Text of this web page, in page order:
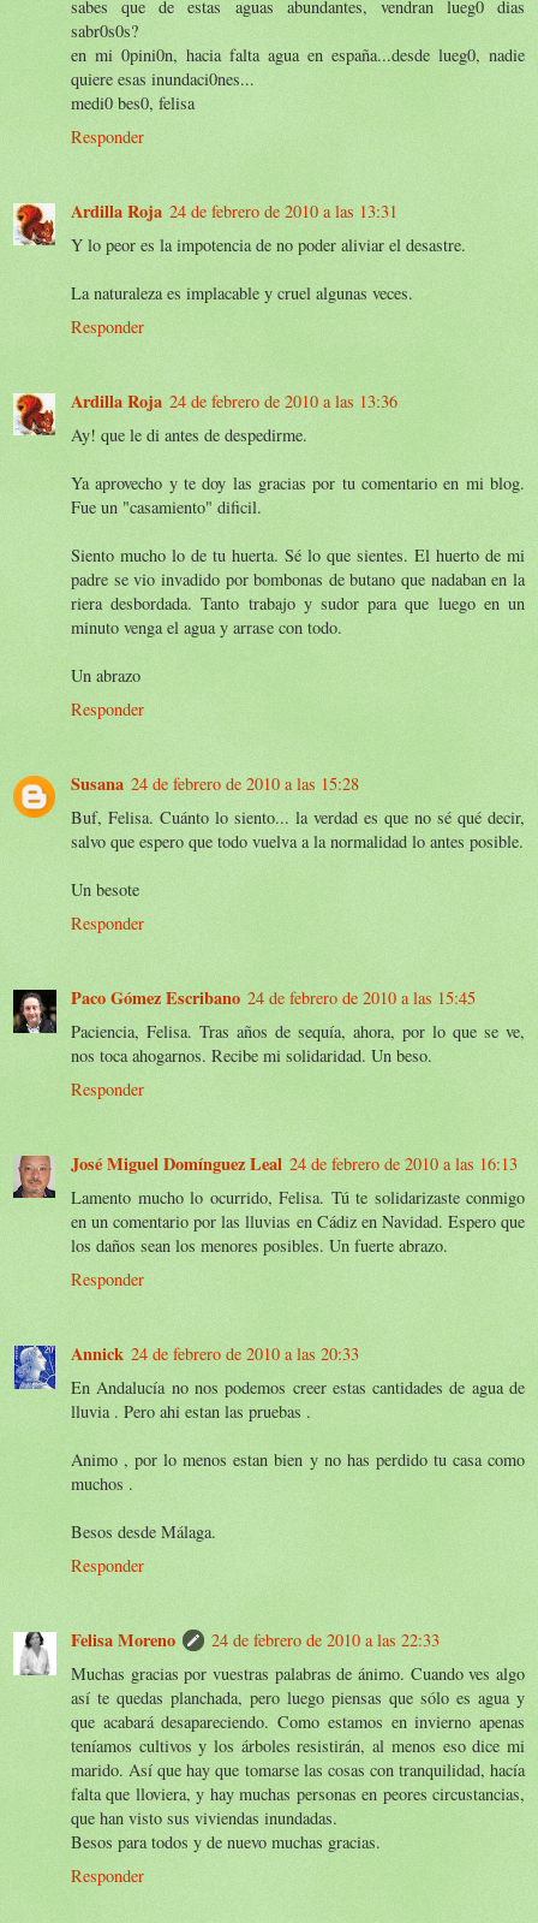
sabes que de estas aguas abundantes, vendran lueg0 dias
sabr0s0s?
en mi 0pini0n, hacia falta agua en españa...desde lueg0, nadie
quiere esas inundaci0nes...
medi0 bes0, felisa
Responder
Ardilla Roja 24 de febrero de 2010 a las 13:31
Y lo peor es la impotencia de no poder aliviar el desastre.
La naturaleza es implacable y cruel algunas veces.
Responder
Ardilla Roja 24 de febrero de 2010 a las 13:36
Ay! que le di antes de despedirme.
Ya aprovecho y te doy las gracias por tu comentario en mi blog.
Fue un "casamiento" dificil.
Siento mucho lo de tu huerta. Sé lo que sientes. El huerto de mi
padre se vio invadido por bombonas de butano que nadaban en la
riera desbordada. Tanto trabajo y sudor para que luego en un
minuto venga el agua y arrase con todo.
Un abrazo
Responder
Susana 24 de febrero de 2010 a las 15:28
Buf, Felisa. Cuánto lo siento... la verdad es que no sé qué decir,
salvo que espero que todo vuelva a la normalidad lo antes posible.
Un besote
Responder
Paco Gómez Escribano 24 de febrero de 2010 a las 15:45
Paciencia, Felisa. Tras años de sequía, ahora, por lo que se ve,
nos toca ahogarnos. Recibe mi solidaridad. Un beso.
Responder
José Miguel Domínguez Leal 24 de febrero de 2010 a las 16:13
Lamento mucho lo ocurrido, Felisa. Tú te solidarizaste conmigo
en un comentario por las lluvias en Cádiz en Navidad. Espero que
los daños sean los menores posibles. Un fuerte abrazo.
Responder
Annick 24 de febrero de 2010 a las 20:33
En Andalucía no nos podemos creer estas cantidades de agua de
lluvia . Pero ahi estan las pruebas .
Animo , por lo menos estan bien y no has perdido tu casa como
muchos .
Besos desde Málaga.
Responder
Felisa Moreno
24 de febrero de 2010 a las 22:33
Muchas gracias por vuestras palabras de ánimo. Cuando ves algo
así te quedas planchada, pero luego piensas que sólo es agua y
que acabará desapareciendo. Como estamos en invierno apenas
teníamos cultivos y los árboles resistirán, al menos eso dice mi
marido. Así que hay que tomarse las cosas con tranquilidad, hacía
falta que lloviera, y hay muchas personas en peores circustancias,
que han visto sus viviendas inundadas.
Besos para todos y de nuevo muchas gracias.
Responder